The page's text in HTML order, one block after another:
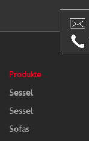
Produkte
Sessel
Sessel
Sofas